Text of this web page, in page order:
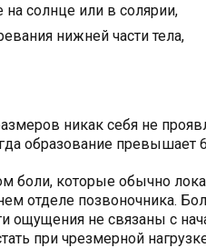
солнце или в солярии,
нижней части тела,
никак себя не
образование превышает
боли, которые обычно
отделе позвоночника.
ощущения не связаны с
при чрезмерной